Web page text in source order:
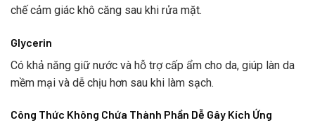
chế cảm giác khô căng sau khi rửa mặt.
Glycerin
Có khả năng giữ nước và hỗ trợ cấp ẩm cho da, giúp làn da
mềm mại và dễ chịu hơn sau khi làm sạch.
Công Thức Không Chứa Thành Phần Dễ Gây Kích Ứng